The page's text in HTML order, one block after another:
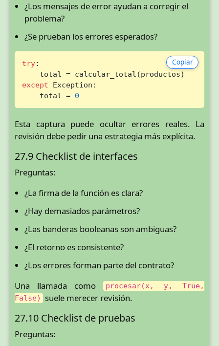
¿Los mensajes de error ayudan a corregir el
problema?
¿Se prueban los errores esperados?
Copiar
try:
except Exception:
    total =
0
Esta captura puede ocultar errores reales. La
revisión debe pedir una estrategia más explícita.
27.9 Checklist de interfaces
Preguntas:
¿La firma de la función es clara?
¿Hay demasiados parámetros?
¿Las banderas booleanas son ambiguas?
¿El retorno es consistente?
¿Los errores forman parte del contrato?
Una llamada como procesar(x, y, True,
False)
suele merecer revisión.
27.10 Checklist de pruebas
Preguntas: